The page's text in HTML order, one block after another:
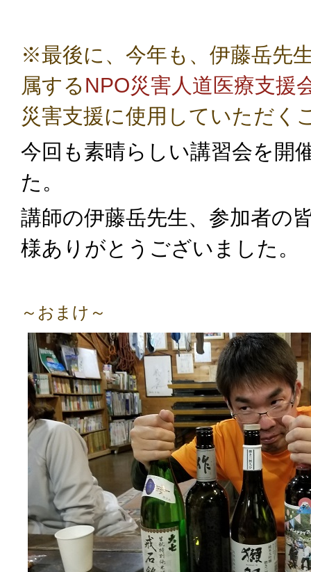
※最後に、今年も、伊藤岳先
属する NPO災害人道医療支援
災害支援に使用していただく
今回も素晴らしい講習会を開
た。
講師の伊藤岳先生、参加者の
様ありがとうございました。
～おまけ～